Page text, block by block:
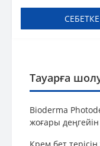
СЕБЕТКЕ
Тауарға
Bioderma
жоғары